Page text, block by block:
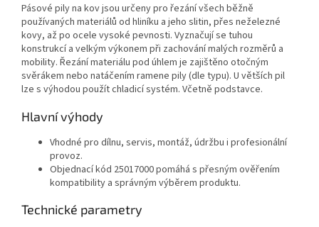
Pásové pily na kov jsou určeny pro řezání všech běžně
používaných materiálů od hliníku a jeho slitin, přes neželezné
kovy, až po ocele vysoké pevnosti. Vyznačují se tuhou
konstrukcí a velkým výkonem při zachování malých rozměrů a
mobility. Řezání materiálu pod úhlem je zajištěno otočným
svěrákem nebo natáčením ramene pily (dle typu). U větších pil
lze s výhodou použít chladicí systém. Včetně podstavce.
Hlavní výhody
Vhodné pro dílnu, servis, montáž, údržbu i profesionální
provoz.
Objednací kód 25017000 pomáhá s přesným ověřením
kompatibility a správným výběrem produktu.
Technické parametry